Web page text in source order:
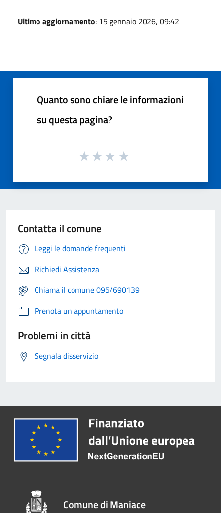
Ultimo aggiornamento: 15 gennaio 2026, 09:42
Quanto sono chiare le informazioni
su questa pagina?
Contatta il comune
Leggi le domande frequenti
Richiedi Assistenza
Chiama il comune 095/690139
Prenota un appuntamento
Problemi in città
Segnala disservizio
Comune di Maniace